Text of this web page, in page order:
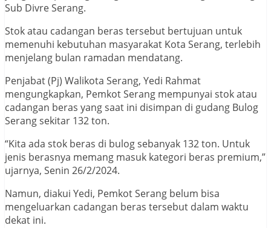
Sub Divre Serang.
Stok atau cadangan beras tersebut bertujuan untuk
memenuhi kebutuhan masyarakat Kota Serang, terlebih
menjelang bulan ramadan mendatang.
Penjabat (Pj) Walikota Serang, Yedi Rahmat
mengungkapkan, Pemkot Serang mempunyai stok atau
cadangan beras yang saat ini disimpan di gudang Bulog
Serang sekitar 132 ton.
“Kita ada stok beras di bulog sebanyak 132 ton. Untuk
jenis berasnya memang masuk kategori beras premium,”
ujarnya, Senin 26/2/2024.
Namun, diakui Yedi, Pemkot Serang belum bisa
mengeluarkan cadangan beras tersebut dalam waktu
dekat ini.